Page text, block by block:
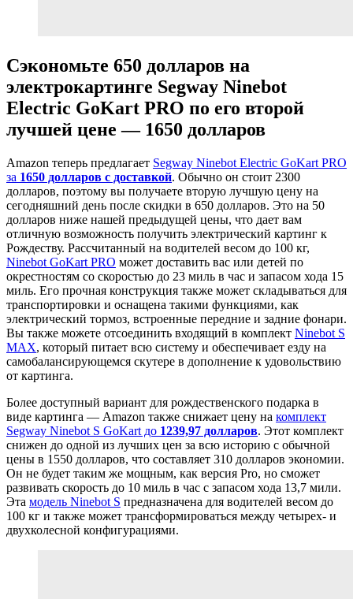
Сэкономьте 650 долларов на
электрокартинге Segway Ninebot
Electric GoKart PRO по его второй
лучшей цене — 1650 долларов
Amazon теперь предлагает Segway Ninebot Electric GoKart PRO
за 1650 долларов с доставкой. Обычно он стоит 2300
долларов, поэтому вы получаете вторую лучшую цену на
сегодняшний день после скидки в 650 долларов. Это на 50
долларов ниже нашей предыдущей цены, что дает вам
отличную возможность получить электрический картинг к
Рождеству. Рассчитанный на водителей весом до 100 кг,
Ninebot GoKart PRO может доставить вас или детей по
окрестностям со скоростью до 23 миль в час и запасом хода 15
миль. Его прочная конструкция также может складываться для
транспортировки и оснащена такими функциями, как
электрический тормоз, встроенные передние и задние фонари.
Вы также можете отсоединить входящий в комплект Ninebot S
MAX, который питает всю систему и обеспечивает езду на
самобалансирующемся скутере в дополнение к удовольствию
от картинга.
Более доступный вариант для рождественского подарка в
виде картинга — Amazon также снижает цену на комплект
Segway Ninebot S GoKart до 1239,97 долларов. Этот комплект
снижен до одной из лучших цен за всю историю с обычной
цены в 1550 долларов, что составляет 310 долларов экономии.
Он не будет таким же мощным, как версия Pro, но сможет
развивать скорость до 10 миль в час с запасом хода 13,7 мили.
Эта модель Ninebot S предназначена для водителей весом до
100 кг и также может трансформироваться между четырех- и
двухколесной конфигурациями.